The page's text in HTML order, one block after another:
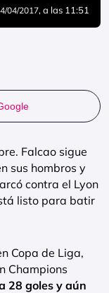
04/2017, a las 11:51
Falcao sigue
sus hombros y
contra el Lyon
listo para batir
Copa de Liga,
Champions
28 goles y aún